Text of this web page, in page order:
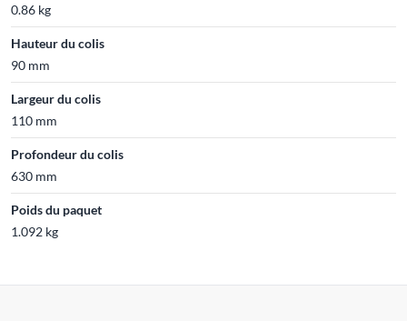
0.86 kg
Hauteur du colis
90 mm
Largeur du colis
110 mm
Profondeur du colis
630 mm
Poids du paquet
1.092 kg